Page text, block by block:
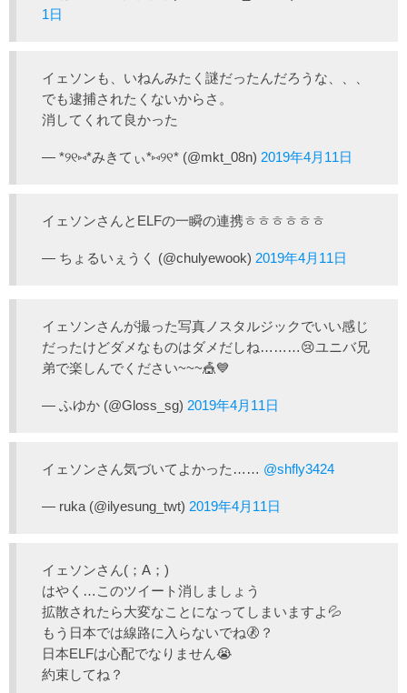
1日
イェソンも、いねんみたく謎だったんだろうな、、、
でも逮捕されたくないからさ。
消してくれて良かった
— *୨୧⑅*みきてぃ*⑅୨୧* (@mkt_08n) 2019年4月11日
イェソンさんとELFの一瞬の連携ㅎㅎㅎㅎㅎㅎ
— ちょるいぇうく (@chulyewook) 2019年4月11日
イェソンさんが撮った写真ノスタルジックでいい感じ
だったけどダメなものはダメだしね………😢ユニバ兄
弟で楽しんでください~~~🎪💙
— ふゆか (@Gloss_sg) 2019年4月11日
イェソンさん気づいてよかった…… @shfly3424
— ruka (@ilyesung_twt) 2019年4月11日
イェソンさん(；A；)
はやく…このツイート消しましょう
拡散されたら大変なことになってしまいますよ💦
もう日本では線路に入らないでね🚷？
日本ELFは心配でなりません😭
約束してね？